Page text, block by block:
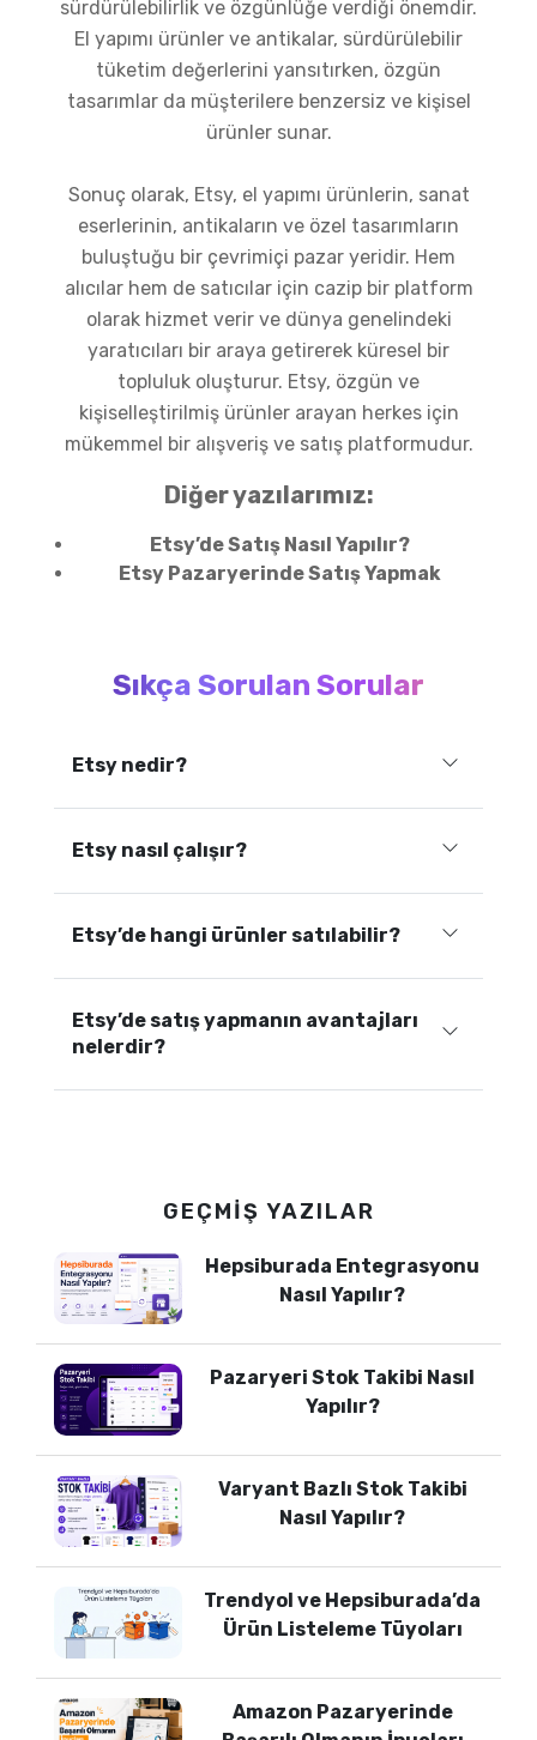
sürdürülebilirlik ve özgünlüğe verdiği önemdir.
El yapımı ürünler ve antikalar, sürdürülebilir
tüketim değerlerini yansıtırken, özgün
tasarımlar da müşterilere benzersiz ve kişisel
ürünler sunar.
Sonuç olarak, Etsy, el yapımı ürünlerin, sanat
eserlerinin, antikaların ve özel tasarımların
buluştuğu bir çevrimiçi pazar yeridir. Hem
alıcılar hem de satıcılar için cazip bir platform
olarak hizmet verir ve dünya genelindeki
yaratıcıları bir araya getirerek küresel bir
topluluk oluşturur. Etsy, özgün ve
kişiselleştirilmiş ürünler arayan herkes için
mükemmel bir alışveriş ve satış platformudur.
Diğer yazılarımız:
Etsy’de Satış Nasıl Yapılır?
Etsy Pazaryerinde Satış Yapmak
Sıkça Sorulan Sorular
Etsy nedir?
Etsy nasıl çalışır?
Etsy’de hangi ürünler satılabilir?
Etsy’de satış yapmanın avantajları
nelerdir?
GEÇMIŞ YAZILAR
Hepsiburada Entegrasyonu
Nasıl Yapılır?
Pazaryeri Stok Takibi Nasıl
Yapılır?
Varyant Bazlı Stok Takibi
Nasıl Yapılır?
Trendyol ve Hepsiburada’da
Ürün Listeleme Tüyoları
Amazon Pazaryerinde